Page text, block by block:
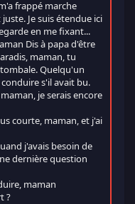
frappé marche
Je suis étendue ici
en me fixant...
Dis à papa d'être
maman, tu
Quelqu'un
s'il avait bu.
je serais encore
courte, maman, et j'ai
j'avais besoin de
dernière question
maman
?